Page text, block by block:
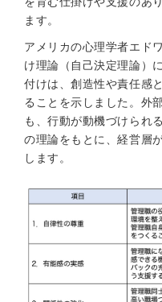
ます。
アメリカの心理学者エド
け理論（自己決定理論）
付けは、創造性や責任感
ることを示しました。外
も、行動が動機づけられ
の理論をもとに、経営層
します。